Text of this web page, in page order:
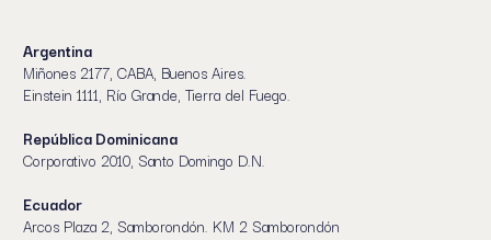
Argentina
Miñones 2177, CABA, Buenos Aires.
Einstein 1111, Río Grande, Tierra del Fuego.
República Dominicana
Corporativo 2010, Santo Domingo D.N.
Ecuador
Arcos Plaza 2, Samborondón. KM 2 Samborondón